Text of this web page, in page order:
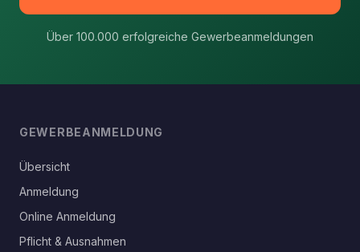
Über 100.000 erfolgreiche Gewerbeanmeldungen
GEWERBEANMELDUNG
Übersicht
Anmeldung
Online Anmeldung
Pflicht & Ausnahmen